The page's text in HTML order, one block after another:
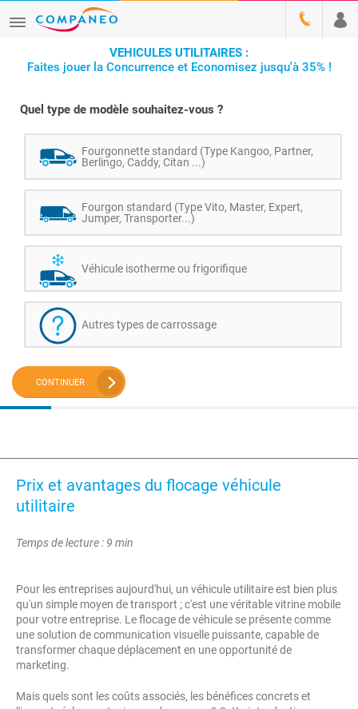
VEHICULES UTILITAIRES :
Faites jouer la Concurrence et Economisez jusqu'à 35% !
Quel type de modèle souhaitez-vous ?
Fourgonnette standard (Type Kangoo, Partner,
Berlingo, Caddy, Citan ...)
Fourgon standard (Type Vito, Master, Expert,
Jumper, Transporter...)
Véhicule isotherme ou frigorifique
Autres types de carrossage
CONTINUER
Prix et avantages du flocage véhicule
utilitaire
Temps de lecture : 9 min
Pour les entreprises aujourd'hui, un véhicule utilitaire est bien plus
qu'un simple moyen de transport ; c'est une véritable vitrine mobile
pour votre entreprise. Le flocage de véhicule se présente comme
une solution de communication visuelle puissante, capable de
transformer chaque déplacement en une opportunité de
marketing.
Mais quels sont les coûts associés, les bénéfices concrets et